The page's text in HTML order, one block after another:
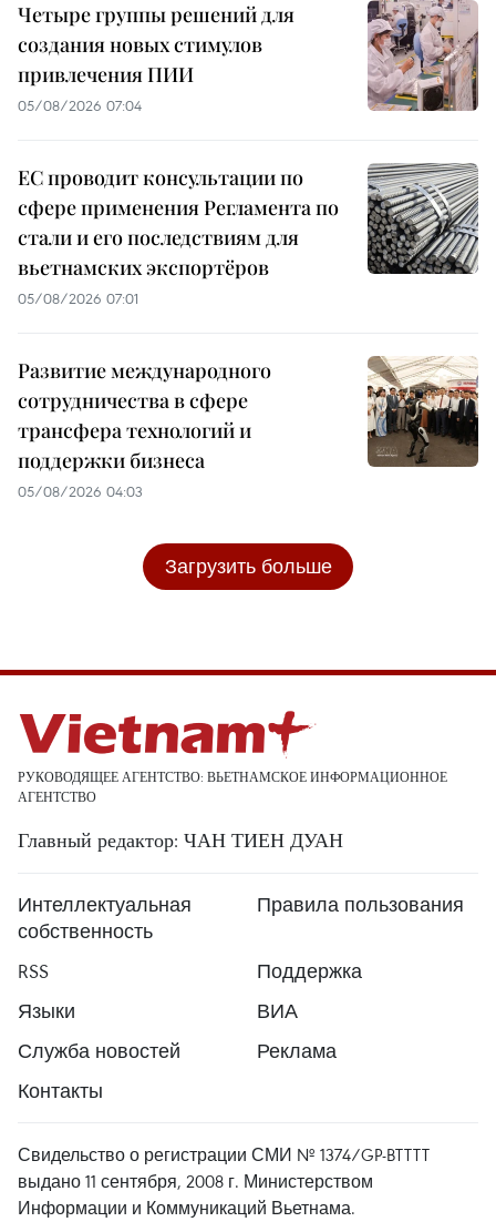
Четыре группы решений для
создания новых стимулов
привлечения ПИИ
05/08/2026 07:04
ЕС проводит консультации по
сфере применения Регламента по
стали и его последствиям для
вьетнамских экспортёров
05/08/2026 07:01
Развитие международного
сотрудничества в сфере
трансфера технологий и
поддержки бизнеса
05/08/2026 04:03
Загрузить больше
РУКОВОДЯЩЕЕ АГЕНТСТВО: ВЬЕТНАМСКОЕ ИНФОРМАЦИОННОЕ
АГЕНТСТВО
Главный редактор: ЧАН ТИЕН ДУАН
Интеллектуальная
собственность
Правила пользования
RSS
Поддержка
Языки
ВИА
Служба новостей
Реклама
Контакты
Свидельство о регистрации СМИ № 1374/GP-BTTTT
выдано 11 сентября, 2008 г. Министерством
Информации и Коммуникаций Вьетнама.